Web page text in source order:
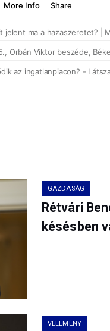
GAZDASÁG
Rétvári
késésben
VÉLEMÉNY